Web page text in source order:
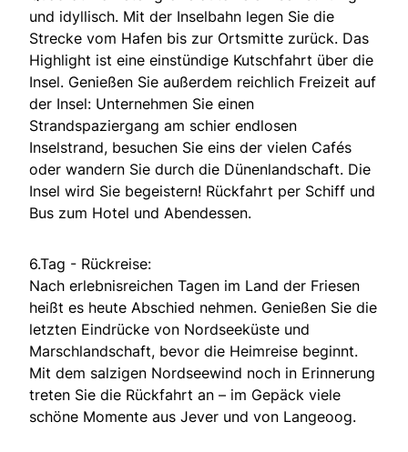
und idyllisch. Mit der Inselbahn legen Sie die
Strecke vom Hafen bis zur Ortsmitte zurück. Das
Highlight ist eine einstündige Kutschfahrt über die
Insel. Genießen Sie außerdem reichlich Freizeit auf
der Insel: Unternehmen Sie einen
Strandspaziergang am schier endlosen
Inselstrand, besuchen Sie eins der vielen Cafés
oder wandern Sie durch die Dünenlandschaft. Die
Insel wird Sie begeistern! Rückfahrt per Schiff und
Bus zum Hotel und Abendessen.
6.Tag - Rückreise:
Nach erlebnisreichen Tagen im Land der Friesen
heißt es heute Abschied nehmen. Genießen Sie die
letzten Eindrücke von Nordseeküste und
Marschlandschaft, bevor die Heimreise beginnt.
Mit dem salzigen Nordseewind noch in Erinnerung
treten Sie die Rückfahrt an – im Gepäck viele
schöne Momente aus Jever und von Langeoog.